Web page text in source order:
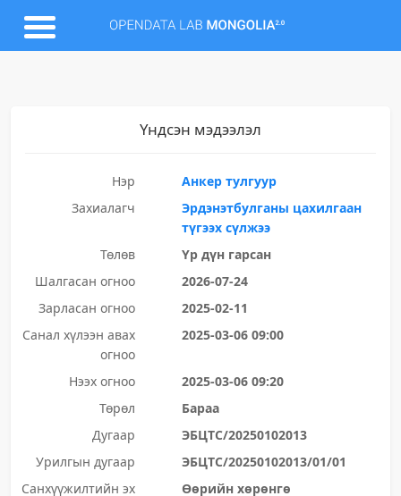
Үндсэн мэдээлэл
Нэр
Анкер тулгуур
Захиалагч
Эрдэнэтбулганы цахилгаан
түгээх сүлжээ
Төлөв
Үр дүн гарсан
Шалгасан огноо
2026-07-24
Зарласан огноо
2025-02-11
Санал хүлээн авах
огноо
2025-03-06 09:00
Нээх огноо
2025-03-06 09:20
Төрөл
Бараа
Дугаар
ЭБЦТС/20250102013
Урилгын дугаар
ЭБЦТС/20250102013/01/01
Санхүүжилтийн эх
Өөрийн хөрөнгө